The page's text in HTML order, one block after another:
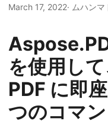
March 17, 2022· ムハン
を使用し
PDF に即
つのコマ